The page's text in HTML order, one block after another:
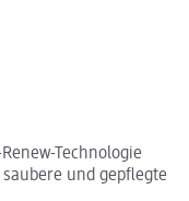
Technologie
und gepflegte